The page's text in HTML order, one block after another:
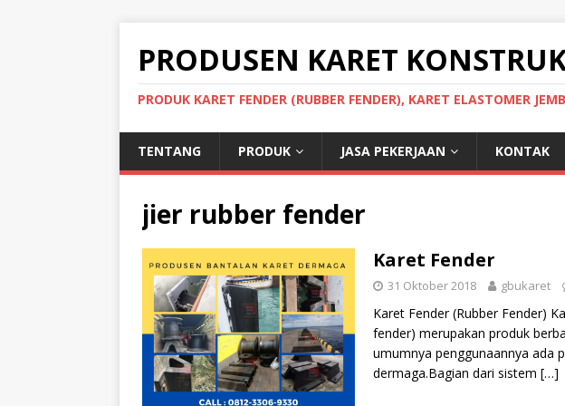
PRODUSEN KARET
PRODUK KARET FENDER (RUBBER FENDER), KARET ELASTOMER
TENTANG PRODUK JASA PEKERJAAN KONTAK
jier rubber fender
Karet Fender
31 Oktober 2018 gbukaret
Karet Fender (Rubber Fender)
fender) merupakan produk
umumnya penggunaannya ada
dermaga.Bagian dari sistem […]